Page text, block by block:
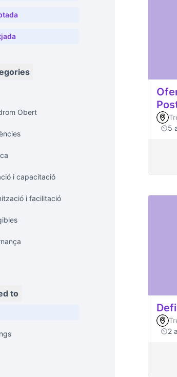
Obert
i capacitació
i facilitació
to
5
2